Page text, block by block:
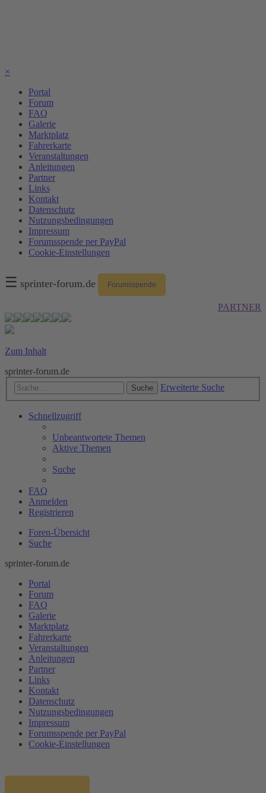
×
Portal
Forum
FAQ
Galerie
Marktplatz
Fahrerkarte
Veranstaltungen
Anleitungen
Partner
Links
Kontakt
Datenschutz
Nutzungsbedingungen
Impressum
Forumsspende per PayPal
Cookie-Einstellungen
☰ sprinter-forum.de Forumsspende
PARTNER
Zum Inhalt
sprinter-forum.de
Suche Erweiterte Suche
Schnellzugriff
Unbeantwortete Themen
Aktive Themen
Suche
FAQ
Anmelden
Registrieren
Foren-Übersicht
Suche
sprinter-forum.de
Portal
Forum
FAQ
Galerie
Marktplatz
Fahrerkarte
Veranstaltungen
Anleitungen
Partner
Links
Kontakt
Datenschutz
Nutzungsbedingungen
Impressum
Forumsspende per PayPal
Cookie-Einstellungen